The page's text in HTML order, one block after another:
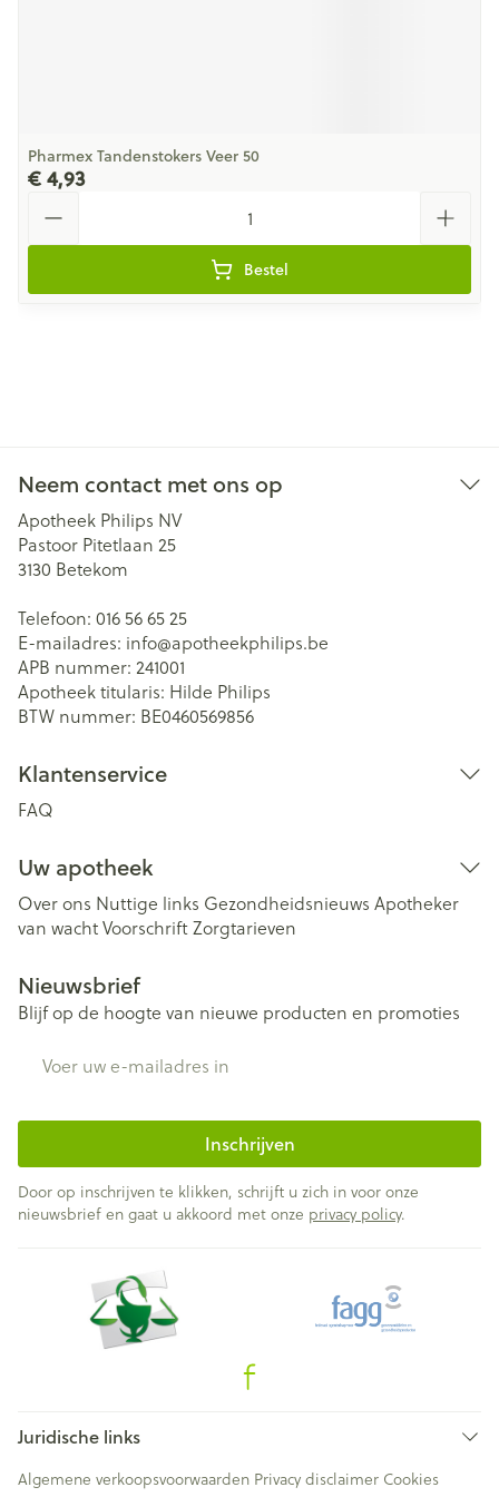
Pharmex Tandenstokers Veer 50
€ 4,93
Bestel
Neem contact met ons op
Apotheek Philips NV
Pastoor Pitetlaan 25
3130 Betekom
Telefoon: 016 56 65 25
E-mailadres: info@apotheekphilips.be
APB nummer: 241001
Apotheek titularis: Hilde Philips
BTW nummer: BE0460569856
Klantenservice
FAQ
Uw apotheek
Over ons Nuttige links Gezondheidsnieuws Apotheker
van wachtVoorschriftZorgtarieven
Nieuwsbrief
Blijf op de hoogte van nieuwe producten en promoties
Inschrijven
Door op inschrijven te klikken, schrijft u zich in voor onze
nieuwsbrief en gaat u akkoord met onze privacy policy.
Juridische links
Algemene verkoopsvoorwaarden Privacy disclaimer Cookies